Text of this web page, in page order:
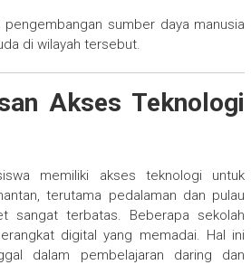
sumber daya manusia
di wilayah tersebut.
Akses Teknologi
memiliki akses teknologi untuk
terutama pedalaman dan pulau
sangat terbatas. Beberapa sekolah
digital yang memadai. Hal ini
dalam pembelajaran daring dan